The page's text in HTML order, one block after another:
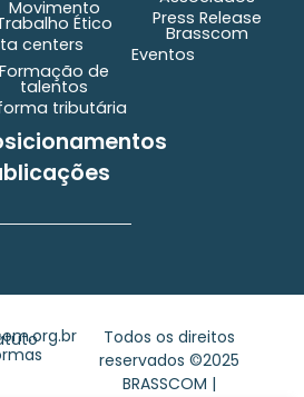
Movimento
Ético
centers
Formação de
talentos
tributária
Press Release
Brasscom
Eventos
Todos os direitos
reservados ©2025
BRASSCOM |